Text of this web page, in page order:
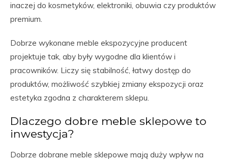
inaczej do kosmetyków, elektroniki, obuwia czy produktów
premium.
Dobrze wykonane meble ekspozycyjne producent
projektuje tak, aby były wygodne dla klientów i
pracowników. Liczy się stabilność, łatwy dostęp do
produktów, możliwość szybkiej zmiany ekspozycji oraz
estetyka zgodna z charakterem sklepu.
Dlaczego dobre meble sklepowe to
inwestycja?
Dobrze dobrane meble sklepowe mają duży wpływ na